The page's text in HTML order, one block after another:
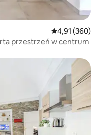
Średnia
4,91 (360)
przestrzeń w centrum